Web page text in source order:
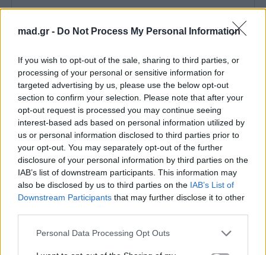
mad.gr - Do Not Process My Personal Information
If you wish to opt-out of the sale, sharing to third parties, or
processing of your personal or sensitive information for
targeted advertising by us, please use the below opt-out
section to confirm your selection. Please note that after your
opt-out request is processed you may continue seeing
interest-based ads based on personal information utilized by
us or personal information disclosed to third parties prior to
your opt-out. You may separately opt-out of the further
disclosure of your personal information by third parties on the
IAB’s list of downstream participants. This information may
also be disclosed by us to third parties on the IAB’s List of
Downstream Participants that may further disclose it to other
Personal Data Processing Opt Outs